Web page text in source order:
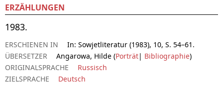
ERZÄHLUNGEN
1983.
ERSCHIENEN IN
In: Sowjetliteratur (1983), 10, S. 54–61.
ÜBERSETZER
Angarowa, Hilde (Porträt| Bibliographie)
ORIGINALSPRACHE
Russisch
ZIELSPRACHE
Deutsch